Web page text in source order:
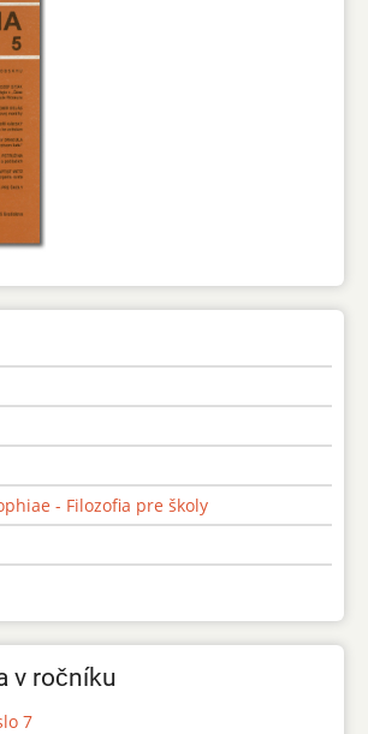
- Filozofia pre školy
v ročníku
7